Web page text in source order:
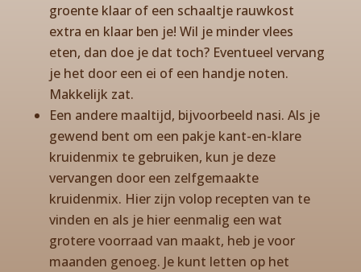
groente klaar of een schaaltje rauwkost
extra en klaar ben je! Wil je minder vlees
eten, dan doe je dat toch? Eventueel vervang
je het door een ei of een handje noten.
Makkelijk zat.
Een andere maaltijd, bijvoorbeeld nasi. Als je
gewend bent om een pakje kant-en-klare
kruidenmix te gebruiken, kun je deze
vervangen door een zelfgemaakte
kruidenmix. Hier zijn volop recepten van te
vinden en als je hier eenmalig een wat
grotere voorraad van maakt, heb je voor
maanden genoeg. Je kunt letten op het